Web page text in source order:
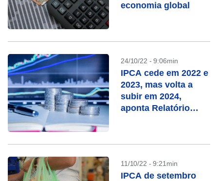
economia global
24/10/22 - 9:06min
IPCA cede em 2022 e
2023, mas volta a
subir em 2024,
aponta Relatório
11/10/22 - 9:21min
IPCA de setembro